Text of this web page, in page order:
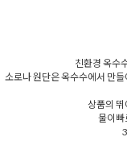
친환경 옥수
소로나 원단은 옥수수에서 만
상품의
물이빠